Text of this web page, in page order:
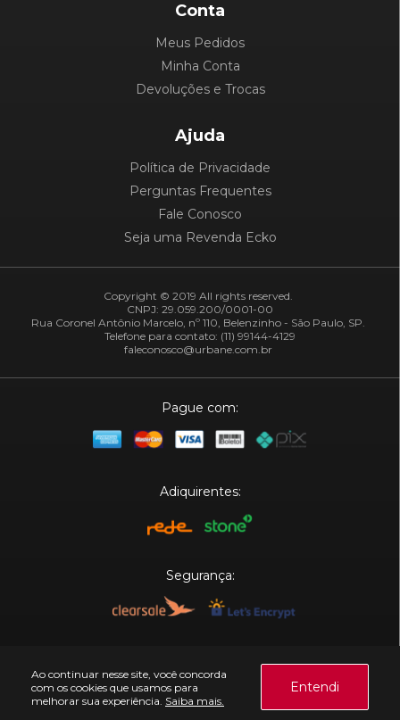
Ao continuar nesse site, você concorda
com os cookies que usamos para
melhorar sua experiência. Saiba mais.
Entendi
Conta
Meus Pedidos
Minha Conta
Devoluções e Trocas
Ajuda
Política de Privacidade
Perguntas Frequentes
Fale Conosco
Seja uma Revenda Ecko
Copyright © 2019 All rights reserved.
CNPJ: 29.059.200/0001-00
Rua Coronel Antônio Marcelo, nº 110, Belenzinho - São Paulo, SP.
Telefone para contato: (11) 99144-4129
faleconosco@urbane.com.br
Pague com:
Adiquirentes:
Segurança: